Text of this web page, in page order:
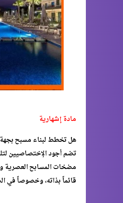
مادة إشهارية
تضم أجود الإختصاصيين
مضخات المسابح العصرية
قائماً بذاته، وخصوصاً في